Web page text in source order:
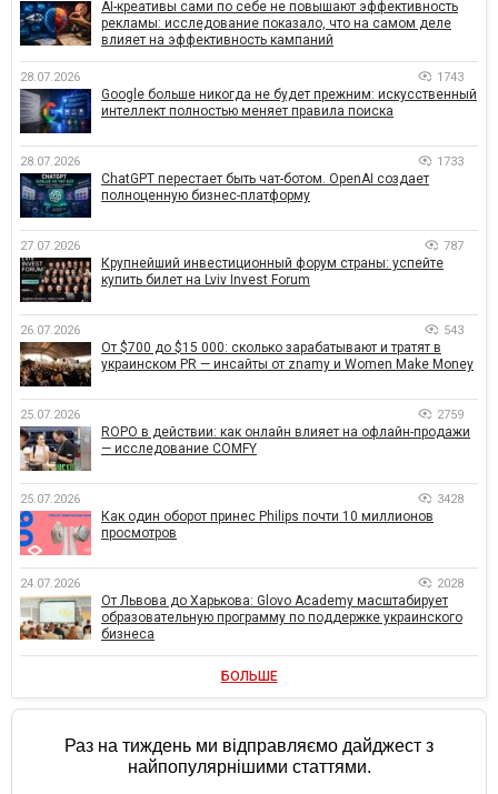
AI-креативы сами по себе не повышают эффективность
рекламы: исследование показало, что на самом деле
влияет на эффективность кампаний
28.07.2026 1743
Google больше никогда не будет прежним: искусственный
интеллект полностью меняет правила поиска
28.07.2026 1733
ChatGPT перестает быть чат-ботом. OpenAI создает
полноценную бизнес-платформу
27.07.2026 787
Крупнейший инвестиционный форум страны: успейте
купить билет на Lviv Invest Forum
26.07.2026 543
От $700 до $15 000: сколько зарабатывают и тратят в
украинском PR — инсайты от znamy и Women Make Money
25.07.2026 2759
ROPO в действии: как онлайн влияет на офлайн-продажи
— исследование COMFY
25.07.2026 3428
Как один оборот принес Philips почти 10 миллионов
просмотров
24.07.2026 2028
От Львова до Харькова: Glovo Academy масштабирует
образовательную программу по поддержке украинского
бизнеса
БОЛЬШЕ
Раз на тиждень ми відправляємо дайджест з
найпопулярнішими статтями.